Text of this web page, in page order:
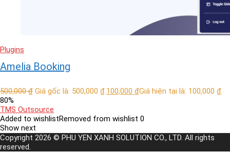
Plugins
Amelia Booking
500,000₫ Giá gốc là: 500,000 ₫.100,000 ₫Giá hiện tại là: 100,000 ₫.
80%
TMS Outsource
Added to wishlistRemoved from wishlist 0
Show next
Copyright 2026 © PHU YEN XANH SOLUTION CO., LTD. All rights
reserved.